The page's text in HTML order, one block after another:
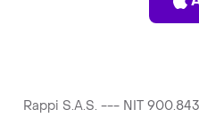
Rappi S.A.S. --- NIT